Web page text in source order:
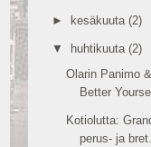
► kesäkuuta (2)
▼ huhtikuuta (2)
Olarin Panimo
Better
Kotiolutta:
perus- ja